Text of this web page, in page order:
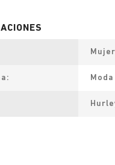
Mujer
Moda